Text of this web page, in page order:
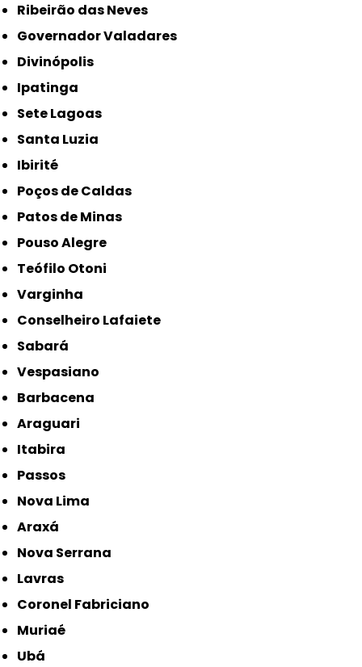
Ribeirão das Neves
Governador Valadares
Divinópolis
Ipatinga
Sete Lagoas
Santa Luzia
Ibirité
Poços de Caldas
Patos de Minas
Pouso Alegre
Teófilo Otoni
Varginha
Conselheiro Lafaiete
Sabará
Vespasiano
Barbacena
Araguari
Itabira
Passos
Nova Lima
Araxá
Nova Serrana
Lavras
Coronel Fabriciano
Muriaé
Ubá